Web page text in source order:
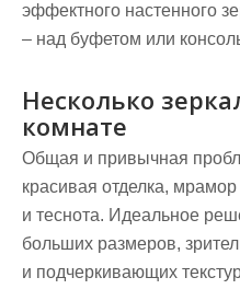
эффектного настенного
– над буфетом или
Несколько
комнате
Общая и привычная
красивая отделка,
и теснота. Идеальное
больших размеров,
и подчеркивающих